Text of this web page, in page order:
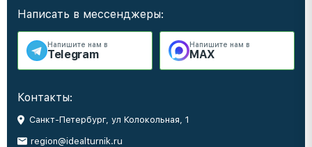
Написать в мессенджеры:
Напишите нам в
Telegram
Напишите нам в
MAX
Контакты:
Санкт-Петербург, ул Колокольная, 1
region@idealturnik.ru